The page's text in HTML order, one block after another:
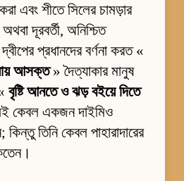
এবং শীতে সিলের চামড়ার
দূরবর্তী, অনিশ্চিত
প্রধানদের বর্ণনা করত «
আসক্ত» দৈত্যাকার মানুষ
বৃষ্টি আনতে ও ঝড় বইয়ে দিতে
কেবল একজন দাইমিও
তিনি কেবল পাহারাদারের